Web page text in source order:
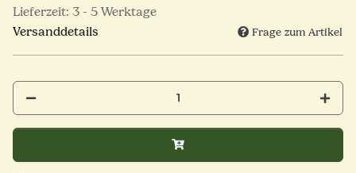
Lieferzeit: 3 - 5 Werktage
Versanddetails
Frage zum Artikel